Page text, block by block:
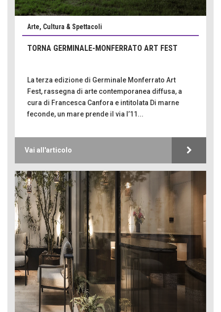
Arte, Cultura & Spettacoli
TORNA GERMINALE-MONFERRATO ART FEST
La terza edizione di Germinale Monferrato Art
Fest, rassegna di arte contemporanea diffusa, a
cura di Francesca Canfora e intitolata Di marne
feconde, un mare prende il via l’11...
Vai all'articolo